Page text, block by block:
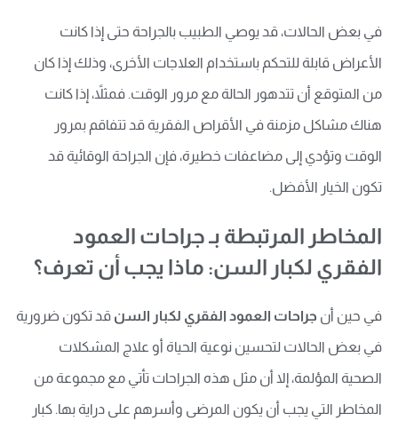
في بعض الحالات، قد يوصي الطبيب بالجراحة حتى إذا كانت
الأعراض قابلة للتحكم باستخدام العلاجات الأخرى، وذلك إذا كان
من المتوقع أن تتدهور الحالة مع مرور الوقت. فمثلاً، إذا كانت
هناك مشاكل مزمنة في الأقراص الفقرية قد تتفاقم بمرور
الوقت وتؤدي إلى مضاعفات خطيرة، فإن الجراحة الوقائية قد
تكون الخيار الأفضل.
المخاطر المرتبطة بـ جراحات العمود
الفقري لكبار السن: ماذا يجب أن تعرف؟
في حين أن جراحات العمود الفقري لكبار السن قد تكون ضرورية
في بعض الحالات لتحسين نوعية الحياة أو علاج المشكلات
الصحية المؤلمة، إلا أن مثل هذه الجراحات تأتي مع مجموعة من
المخاطر التي يجب أن يكون المرضى وأسرهم على دراية بها. كبار